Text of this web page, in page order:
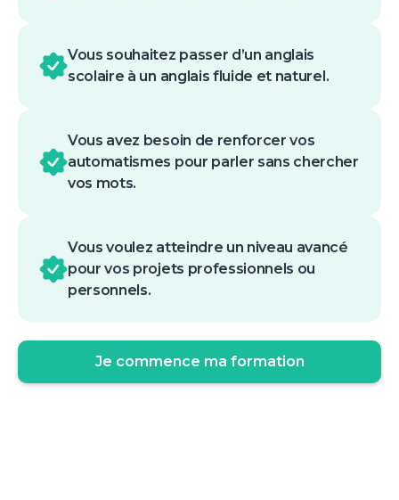
Vous souhaitez passer d’un anglais
scolaire à un anglais fluide et naturel.
Vous avez besoin de renforcer vos
automatismes pour parler sans chercher
vos mots.
Vous voulez atteindre un niveau avancé
pour vos projets professionnels ou
personnels.
Je commence ma formation